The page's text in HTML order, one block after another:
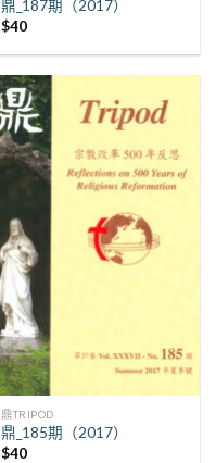
鼎_187期（2017）
$40
鼎TRIPOD
鼎_185期（2017）
$40